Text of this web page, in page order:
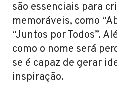
são essenciais para
memoráveis, como
“Juntos por Todos”.
como o nome será
se é capaz de gerar
inspiração.